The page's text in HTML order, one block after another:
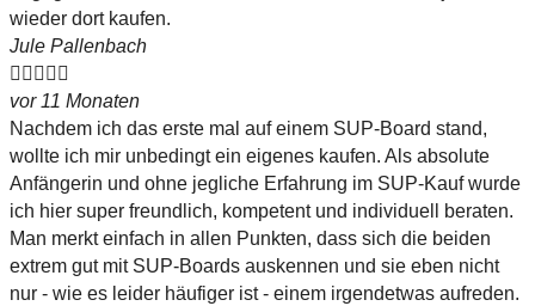
wieder dort kaufen.
Jule Pallenbach
    
vor 11 Monaten
Nachdem ich das erste mal auf einem SUP-Board stand,
wollte ich mir unbedingt ein eigenes kaufen. Als absolute
Anfängerin und ohne jegliche Erfahrung im SUP-Kauf wurde
ich hier super freundlich, kompetent und individuell beraten.
Man merkt einfach in allen Punkten, dass sich die beiden
extrem gut mit SUP-Boards auskennen und sie eben nicht
nur - wie es leider häufiger ist - einem irgendetwas aufreden.